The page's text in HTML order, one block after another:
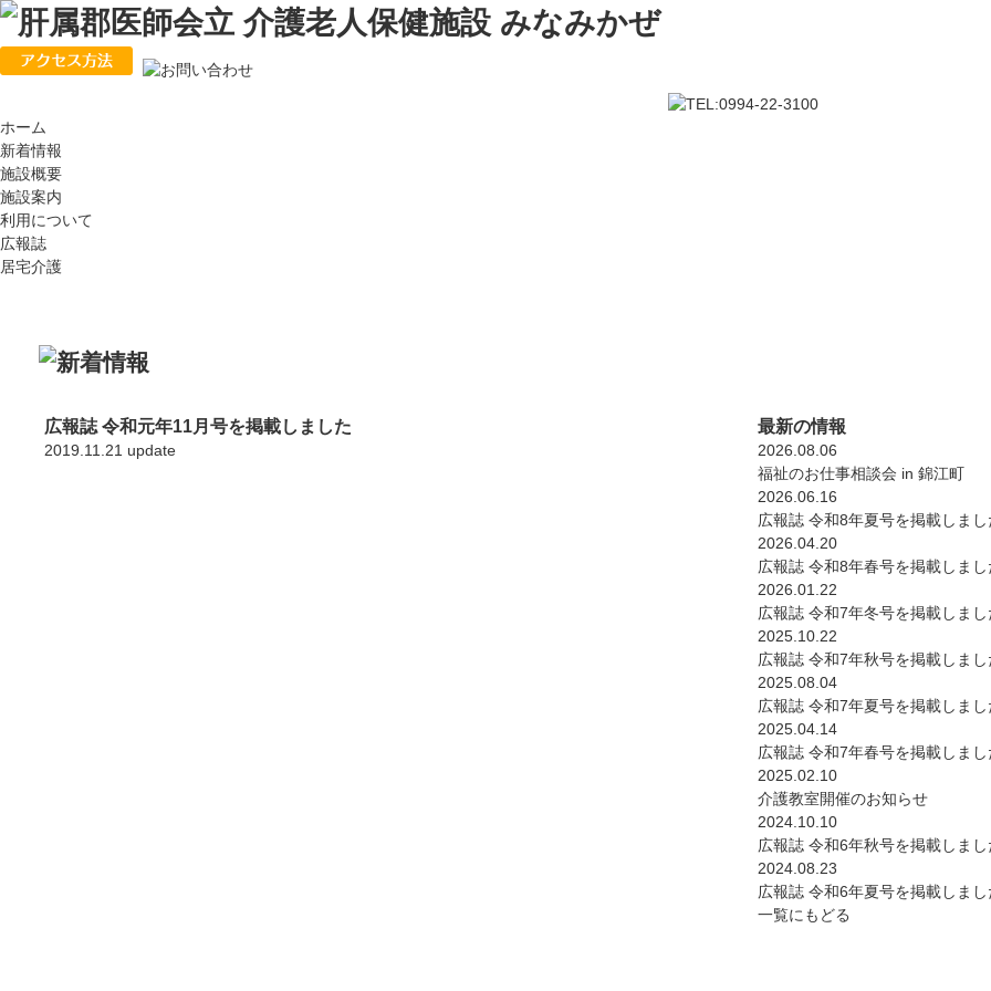
ホーム
新着情報
施設概要
施設案内
利用について
広報誌
居宅介護
広報誌 令和元年11月号を掲載しました
2019.11.21 update
最新の情報
2026.08.06
福祉のお仕事相談会 in 錦江町
2026.06.16
広報誌 令和8年夏号を掲載しまし
2026.04.20
広報誌 令和8年春号を掲載しまし
2026.01.22
広報誌 令和7年冬号を掲載しまし
2025.10.22
広報誌 令和7年秋号を掲載しまし
2025.08.04
広報誌 令和7年夏号を掲載しまし
2025.04.14
広報誌 令和7年春号を掲載しまし
2025.02.10
介護教室開催のお知らせ
2024.10.10
広報誌 令和6年秋号を掲載しまし
2024.08.23
広報誌 令和6年夏号を掲載しまし
一覧にもどる